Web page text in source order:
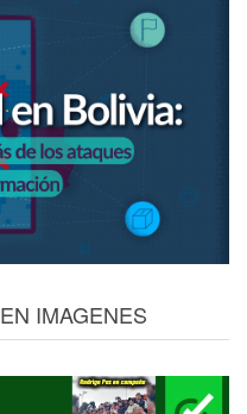
IMAGENES